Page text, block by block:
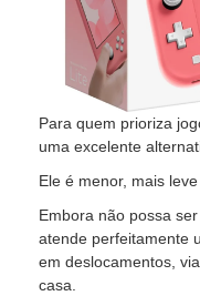
Para quem prioriza
uma excelente
Ele é menor, mais
Embora não possa
atende perfeitamente
em deslocamentos,
casa.